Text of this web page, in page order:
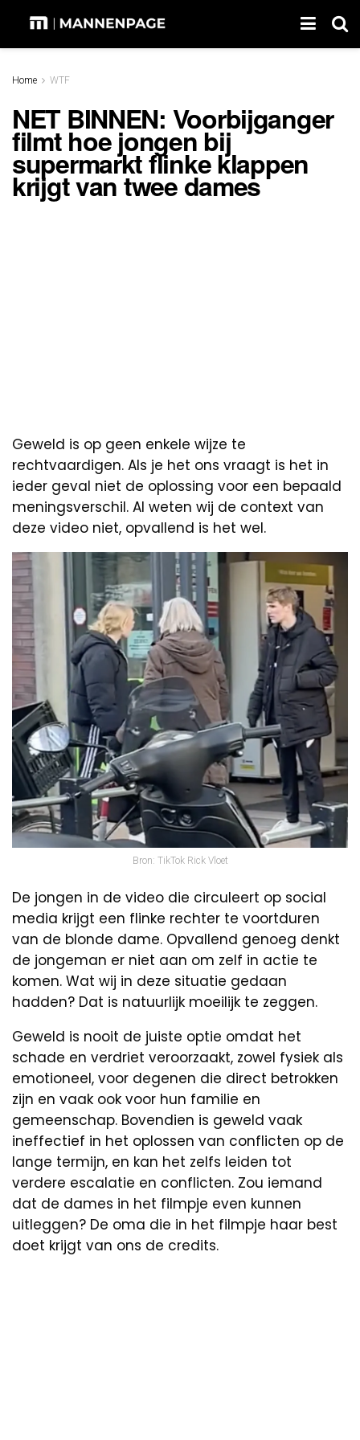
Home WTF
NET BINNEN: Voorbijganger
filmt hoe jongen bij
supermarkt flinke klappen
krijgt van twee dames
Geweld is op geen enkele wijze te
rechtvaardigen. Als je het ons vraagt is het in
ieder geval niet de oplossing voor een bepaald
meningsverschil. Al weten wij de context van
deze video niet, opvallend is het wel.
Bron: TikTok Rick Vloet
De jongen in de video die circuleert op social
media krijgt een flinke rechter te voortduren
van de blonde dame. Opvallend genoeg denkt
de jongeman er niet aan om zelf in actie te
komen. Wat wij in deze situatie gedaan
hadden? Dat is natuurlijk moeilijk te zeggen.
Geweld is nooit de juiste optie omdat het
schade en verdriet veroorzaakt, zowel fysiek als
emotioneel, voor degenen die direct betrokken
zijn en vaak ook voor hun familie en
gemeenschap. Bovendien is geweld vaak
ineffectief in het oplossen van conflicten op de
lange termijn, en kan het zelfs leiden tot
verdere escalatie en conflicten. Zou iemand
dat de dames in het filmpje even kunnen
uitleggen? De oma die in het filmpje haar best
doet krijgt van ons de credits.